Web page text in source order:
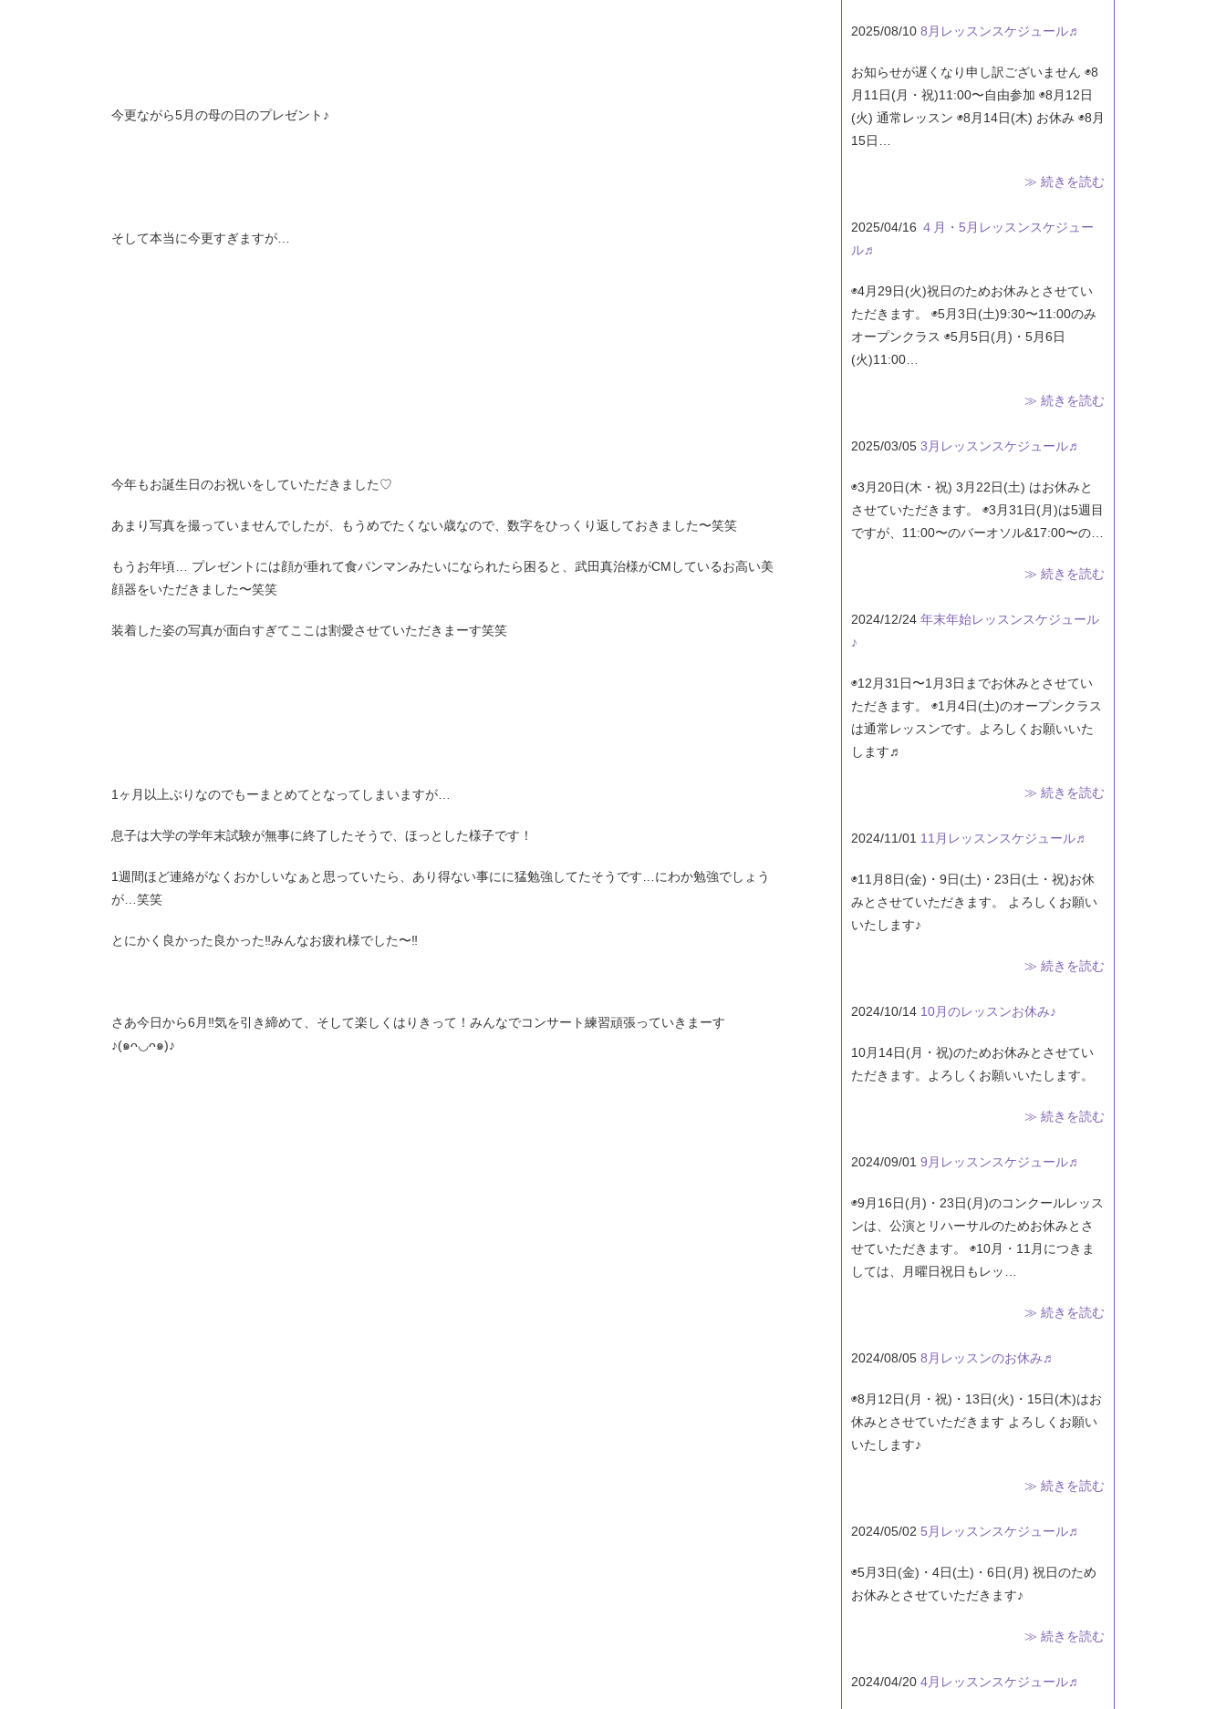
今更ながら5月の母の日のプレゼント♪
そして本当に今更すぎますが…
今年もお誕生日のお祝いをしていただきました♡
あまり写真を撮っていませんでしたが、もうめでたくない歳なので、数字をひっくり返しておきました〜笑笑
もうお年頃… プレゼントには顔が垂れて食パンマンみたいになられたら困ると、武田真治様がCMしているお高い美
顔器をいただきました〜笑笑
装着した姿の写真が面白すぎてここは割愛させていただきまーす笑笑
1ヶ月以上ぶりなのでもーまとめてとなってしまいますが…
息子は大学の学年末試験が無事に終了したそうで、ほっとした様子です！
1週間ほど連絡がなくおかしいなぁと思っていたら、あり得ない事にに猛勉強してたそうです…にわか勉強でしょう
が…笑笑
とにかく良かった良かった‼︎みんなお疲れ様でした〜‼︎
さあ今日から6月‼︎気を引き締めて、そして楽しくはりきって！みんなでコンサート練習頑張っていきまーす
♪(๑ᴖ◡ᴖ๑)♪
2025/08/10 8月レッスンスケジュール♬
お知らせが遅くなり申し訳ございません ◉8
月11日(月・祝)11:00〜自由参加 ◉8月12日
(火) 通常レッスン ◉8月14日(木) お休み ◉8月
15日…
≫ 続きを読む
2025/04/16 ４月・5月レッスンスケジュー
ル♬
◉4月29日(火)祝日のためお休みとさせてい
ただきます。 ◉5月3日(土)9:30〜11:00のみ
オープンクラス ◉5月5日(月)・5月6日
(火)11:00…
≫ 続きを読む
2025/03/05 3月レッスンスケジュール♬
◉3月20日(木・祝) 3月22日(土) はお休みと
させていただきます。 ◉3月31日(月)は5週目
ですが、11:00〜のバーオソル&17:00〜の…
≫ 続きを読む
2024/12/24 年末年始レッスンスケジュール
♪
◉12月31日〜1月3日までお休みとさせてい
ただきます。 ◉1月4日(土)のオープンクラス
は通常レッスンです。よろしくお願いいた
します♬
≫ 続きを読む
2024/11/01 11月レッスンスケジュール♬
◉11月8日(金)・9日(土)・23日(土・祝)お休
みとさせていただきます。 よろしくお願い
いたします♪
≫ 続きを読む
2024/10/14 10月のレッスンお休み♪
10月14日(月・祝)のためお休みとさせてい
ただきます。よろしくお願いいたします。
≫ 続きを読む
2024/09/01 9月レッスンスケジュール♬
◉9月16日(月)・23日(月)のコンクールレッス
ンは、公演とリハーサルのためお休みとさ
せていただきます。 ◉10月・11月につきま
しては、月曜日祝日もレッ…
≫ 続きを読む
2024/08/05 8月レッスンのお休み♬
◉8月12日(月・祝)・13日(火)・15日(木)はお
休みとさせていただきます よろしくお願い
いたします♪
≫ 続きを読む
2024/05/02 5月レッスンスケジュール♬
◉5月3日(金)・4日(土)・6日(月) 祝日のため
お休みとさせていただきます♪
≫ 続きを読む
2024/04/20 4月レッスンスケジュール♬